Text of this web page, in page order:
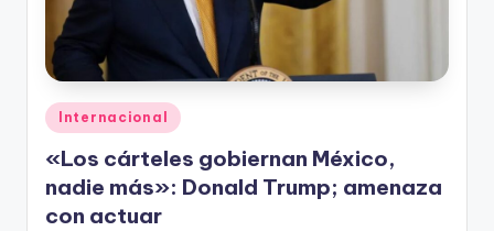
Publicado
en
Internacional
«Los cárteles gobiernan México,
nadie más»: Donald Trump; amenaza
con actuar